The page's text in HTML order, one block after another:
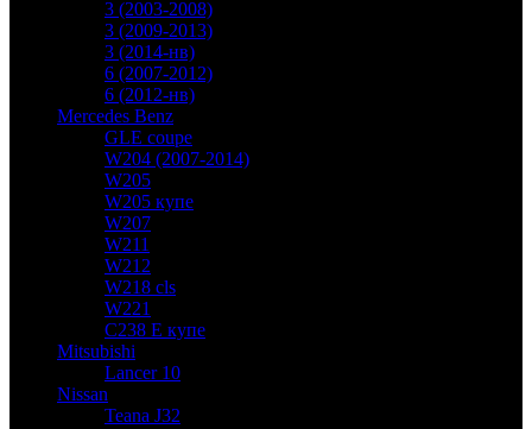
3 (2003-2008)
3 (2009-2013)
3 (2014-нв)
6 (2007-2012)
6 (2012-нв)
Mercedes Benz
GLE coupe
W204 (2007-2014)
W205
W205 купе
W207
W211
W212
W218 cls
W221
C238 E купе
Mitsubishi
Lancer 10
Nissan
Teana J32